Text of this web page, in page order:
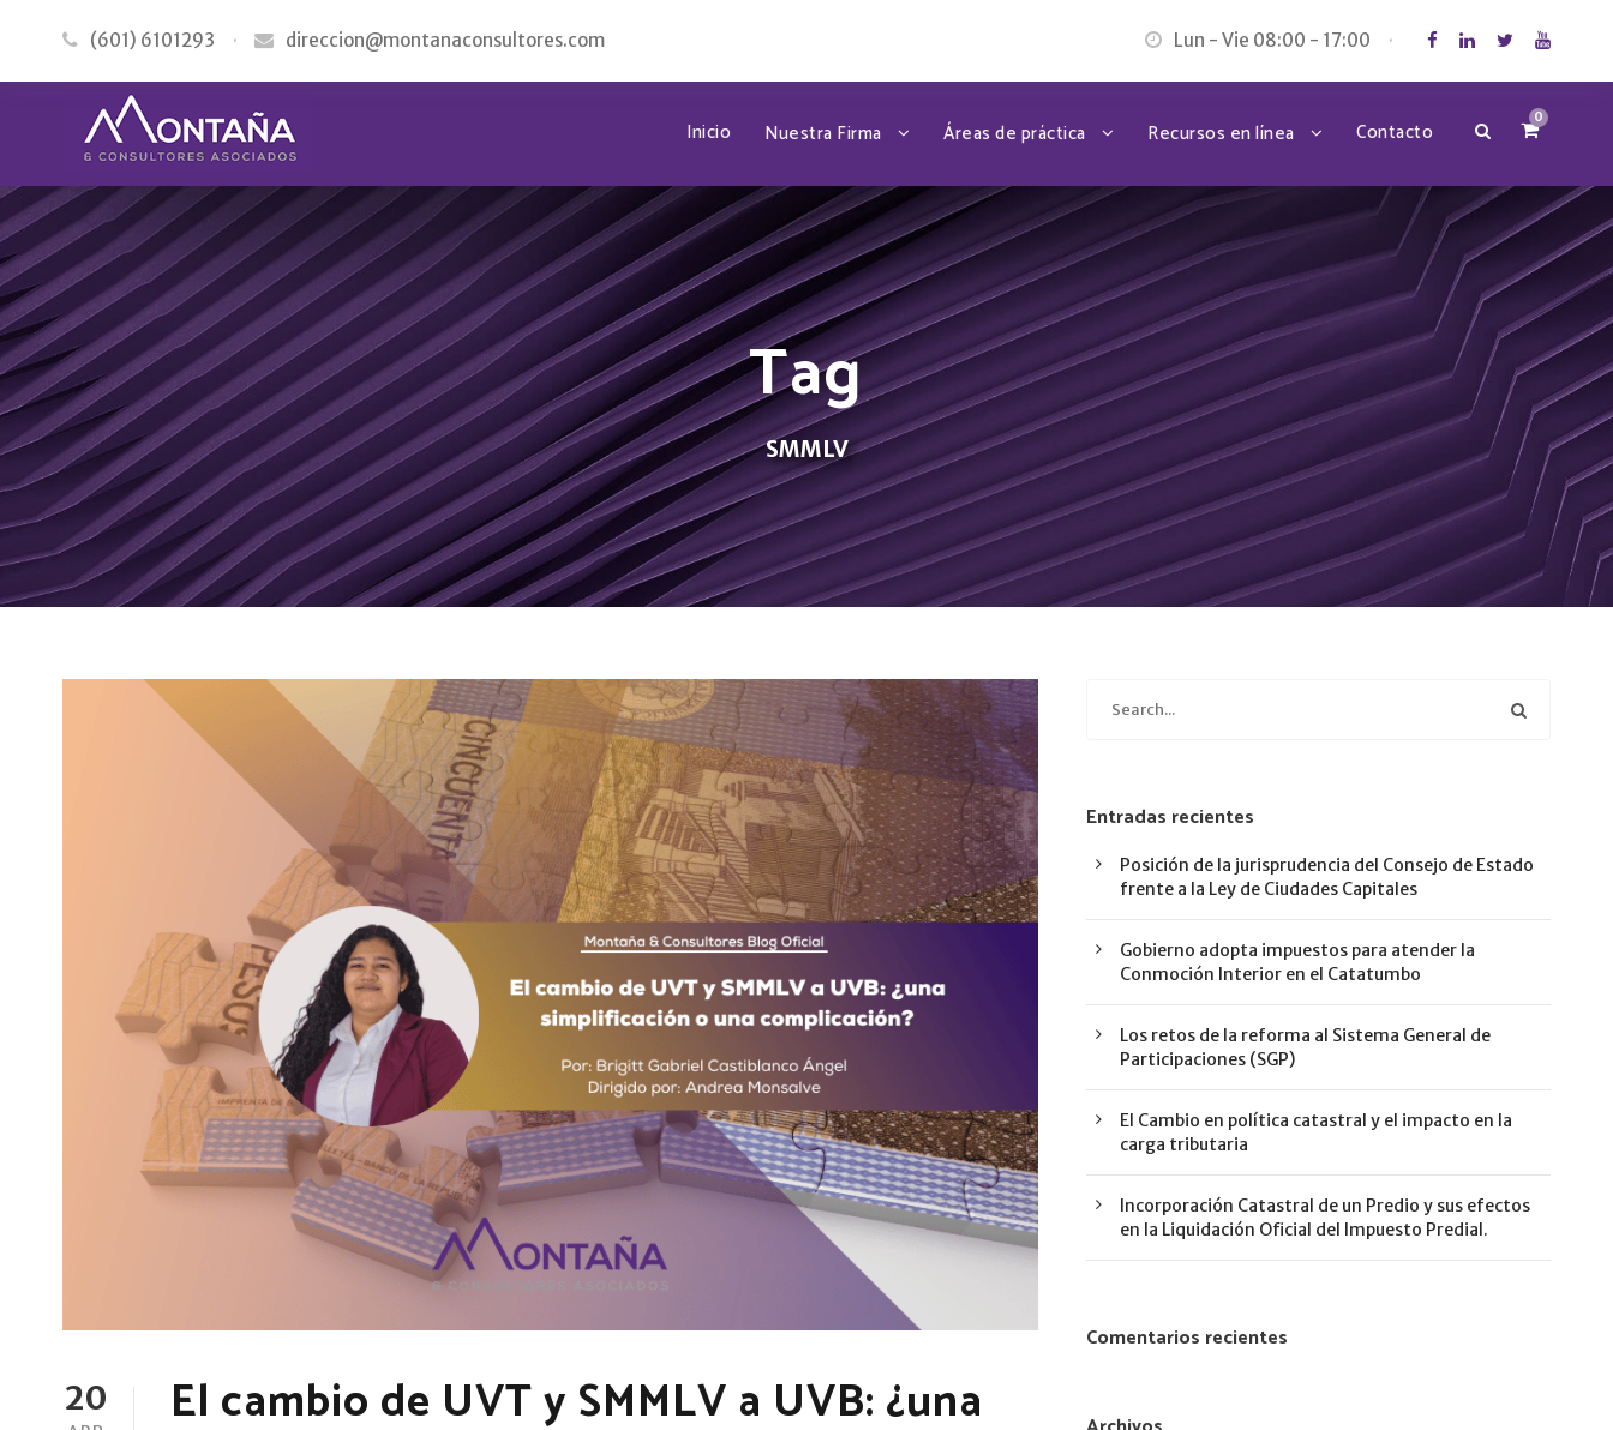
(601) 6101293 · direccion@montanaconsultores.com Lun - Vie 08:00 - 17:00 ·
Inicio Nuestra Firma Áreas de práctica Recursos en línea Contacto
0
Tag
SMMLV
20 El cambio de UVT y SMMLV a UVB: ¿una
Entradas recientes
Posición de la jurisprudencia del Consejo de Estado
frente a la Ley de Ciudades Capitales
Gobierno adopta impuestos para atender la
Conmoción Interior en el Catatumbo
Los retos de la reforma al Sistema General de
Participaciones (SGP)
El Cambio en política catastral y el impacto en la
carga tributaria
Incorporación Catastral de un Predio y sus efectos
en la Liquidación Oficial del Impuesto Predial.
Comentarios recientes